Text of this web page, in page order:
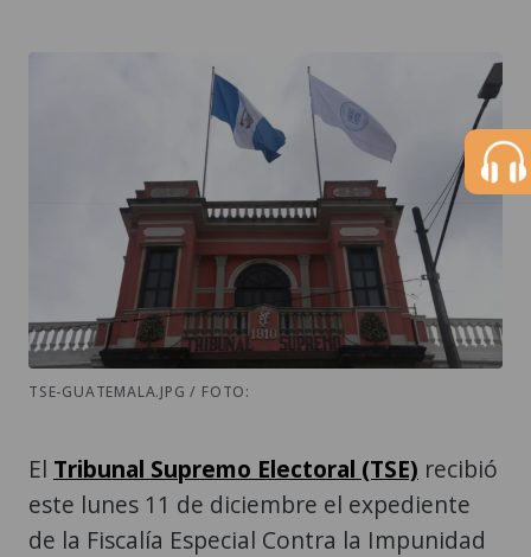
TSE-GUATEMALA.JPG / FOTO:
El Tribunal Supremo Electoral (TSE) recibió
este lunes 11 de diciembre el expediente
de la Fiscalía Especial Contra la Impunidad